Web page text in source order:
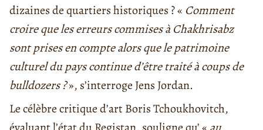
dizaines de quartiers historiques ? « Comment
croire que les erreurs commises à Chakhrisabz
sont prises en compte alors que le patrimoine
culturel du pays continue d’être traité à coups de
bulldozers ?», s’interroge Jens Jordan.
Le célèbre critique d’art Boris Tchoukhovitch,